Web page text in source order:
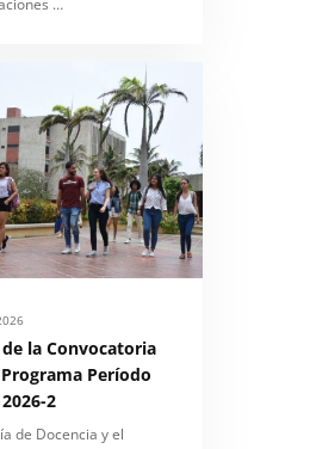
la Convocatoria
Período
2
de Docencia y el